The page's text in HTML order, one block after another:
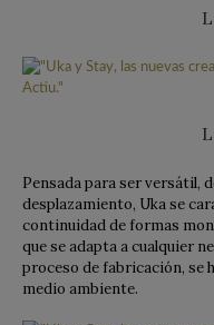
Pensada para ser versátil,
desplazamiento, Uka se
continuidad de formas
que se adapta a cualquier
proceso de fabricación, se
medio ambiente.